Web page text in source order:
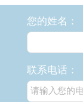
您的姓名：
联系电话：